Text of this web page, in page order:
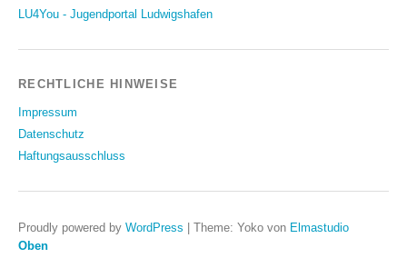
LU4You - Jugendportal Ludwigshafen
RECHTLICHE HINWEISE
Impressum
Datenschutz
Haftungsausschluss
Proudly powered by WordPress | Theme: Yoko von Elmastudio
Oben